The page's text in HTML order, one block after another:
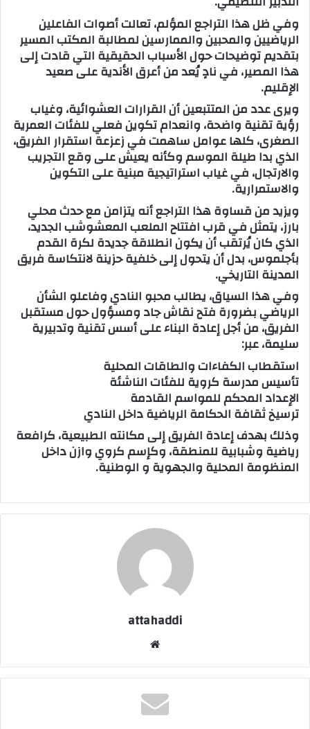
ك
وفي ظل هذا التراجع المؤلم، تعالت أصوات الفاعلين
الرياضيين والمحبين والممارسين لمطالبة المكتب المسير
بتقديم توضيحات حول الأسباب الحقيقية التي قادت إلى
هذا المصير، في نادٍ يُعد من أعرق الأندية على صعيد
الإقليم.
ويرى عدد من المتتبعين أن القرارات العشوائية، وغياب
رؤية تقنية واضحة، وانعدام تكوين فعلي للفئات العمرية
الصغرى، كلها عوامل ساهمت في زعزعة استقرار الفريق،
الذي بدا طيلة الموسم وكأنه يعيش على وقع التجريب
والارتجال، في غياب استراتيجية مبنية على التكوين
والاستمرارية.
ويزيد من قساوة هذا التراجع أنه يتزامن مع حدث محلي
بارز، يتمثل في قرب افتتاح الملعب المعشوشب الجديد،
الذي كان يُرتقب أن يكون انطلاقة جديدة لكرة القدم
بأجلموس، بدل أن يتحول إلى خلفية حزينة لانتكاسة فريق
المدينة التاريخي.
وفي هذا السياق، يطالب محبو النادي وفاعلو الشأن
الرياضي بضرورة فتح نقاش جاد ومسؤول حول مستقبل
الفريق، من أجل إعادة البناء على أسس تقنية وتدبيرية
سليمة، عبر:
استقطاب الكفاءات والطاقات المحلية
تأسيس مدرسة كروية للفئات الناشئة
الإعداد المحكم للمواسم القادمة
ترسيخ ثقافة الحكامة الرياضية داخل النادي
وذلك بهدف إعادة الفريق إلى مكانته الطبيعية، كرافعة
رياضية وشبابية للمنطقة، وكإسم كروي وازن داخل
المنظومة المحلية والجهوية و الوطنية.
attahaddi
الوي
ب